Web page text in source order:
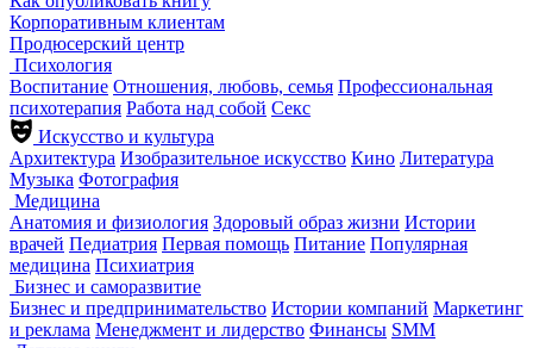
Корпоративным клиентам
Продюсерский центр
Психология
Воспитание Отношения, любовь, семья Профессиональная
психотерапия Работа над собой Секс
Искусство и культура
Архитектура Изобразительное искусство Кино Литература
Музыка Фотография
Медицина
Анатомия и физиология Здоровый образ жизни Истории
врачей Педиатрия Первая помощь Питание Популярная
медицина Психиатрия
Бизнес и саморазвитие
Бизнес и предпринимательство Истории компаний Маркетинг
и реклама Менеджмент и лидерство Финансы SMM